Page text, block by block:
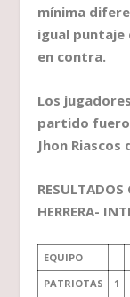
mínima
igual puntaje
en contra.
Los
partido
Jhon
HERRERA-
EQUIPO
PATRIOTAS
1